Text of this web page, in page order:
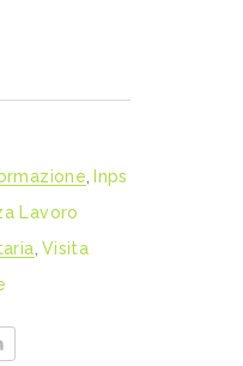
, Inps
Lavoro
, Visita